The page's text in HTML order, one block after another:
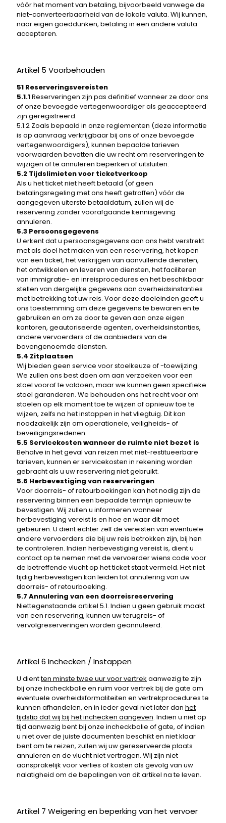
vóór het moment van betaling, bijvoorbeeld vanwege de
niet-converteerbaarheid van de lokale valuta. Wij kunnen,
naar eigen goeddunken, betaling in een andere valuta
accepteren.
Artikel 5 Voorbehouden
51 Reserveringsvereisten
5.1.1Reserveringen zijn pas definitief wanneer ze door ons
of onze bevoegde vertegenwoordiger als geaccepteerd
zijn geregistreerd.
5.1.2 Zoals bepaald in onze reglementen (deze informatie
is op aanvraag verkrijgbaar bij ons of onze bevoegde
vertegenwoordigers), kunnen bepaalde tarieven
voorwaarden bevatten die uw recht om reserveringen te
wijzigen of te annuleren beperken of uitsluiten.
5.2 Tijdslimieten voor ticketverkoop
Als u het ticket niet heeft betaald (of geen
betalingsregeling met ons heeft getroffen) vóór de
aangegeven uiterste betaaldatum, zullen wij de
reservering zonder voorafgaande kennisgeving
annuleren.
5.3 Persoonsgegevens
U erkent dat u persoonsgegevens aan ons hebt verstrekt
met als doel het maken van een reservering, het kopen
van een ticket, het verkrijgen van aanvullende diensten,
het ontwikkelen en leveren van diensten, het faciliteren
van immigratie- en inreisprocedures en het beschikbaar
stellen van dergelijke gegevens aan overheidsinstanties
met betrekking tot uw reis. Voor deze doeleinden geeft u
ons toestemming om deze gegevens te bewaren en te
gebruiken en om ze door te geven aan onze eigen
kantoren, geautoriseerde agenten, overheidsinstanties,
andere vervoerders of de aanbieders van de
bovengenoemde diensten.
5.4 Zitplaatsen
Wij bieden geen service voor stoelkeuze of -toewijzing.
We zullen ons best doen om aan verzoeken voor een
stoel vooraf te voldoen, maar we kunnen geen specifieke
stoel garanderen. We behouden ons het recht voor om
stoelen op elk moment toe te wijzen of opnieuw toe te
wijzen, zelfs na het instappen in het vliegtuig. Dit kan
noodzakelijk zijn om operationele, veiligheids- of
beveiligingsredenen.
5.5 Servicekosten wanneer de ruimte niet bezet is
Behalve in het geval van reizen met niet-restitueerbare
tarieven, kunnen er servicekosten in rekening worden
gebracht als u uw reservering niet gebruikt.
5.6 Herbevestiging van reserveringen
Voor doorreis- of retourboekingen kan het nodig zijn de
reservering binnen een bepaalde termijn opnieuw te
bevestigen. Wij zullen u informeren wanneer
herbevestiging vereist is en hoe en waar dit moet
gebeuren. U dient echter zelf de vereisten van eventuele
andere vervoerders die bij uw reis betrokken zijn, bij hen
te controleren. Indien herbevestiging vereist is, dient u
contact op te nemen met de vervoerder wiens code voor
de betreffende vlucht op het ticket staat vermeld. Het niet
tijdig herbevestigen kan leiden tot annulering van uw
doorreis- of retourboeking.
5.7 Annulering van een doorreisreservering
Niettegenstaande artikel 5.1. Indien u geen gebruik maakt
van een reservering, kunnen uw terugreis- of
vervolgreserveringen worden geannuleerd.
Artikel 6 Inchecken / Instappen
U dientten minste twee uur voor vertrek aanwezig te zijn
bij onze incheckbalie en ruim voor vertrek bij de gate om
eventuele overheidsformaliteiten en vertrekprocedures te
kunnen afhandelen, en in ieder geval niet later dan het
tijdstip dat wij bij het inchecken aangeven. Indien u niet op
tijd aanwezig bent bij onze incheckbalie of gate, of indien
u niet over de juiste documenten beschikt en niet klaar
bent om te reizen, zullen wij uw gereserveerde plaats
annuleren en de vlucht niet vertragen. Wij zijn niet
aansprakelijk voor verlies of kosten als gevolg van uw
nalatigheid om de bepalingen van dit artikel na te leven.
Artikel 7 Weigering en beperking van het vervoer